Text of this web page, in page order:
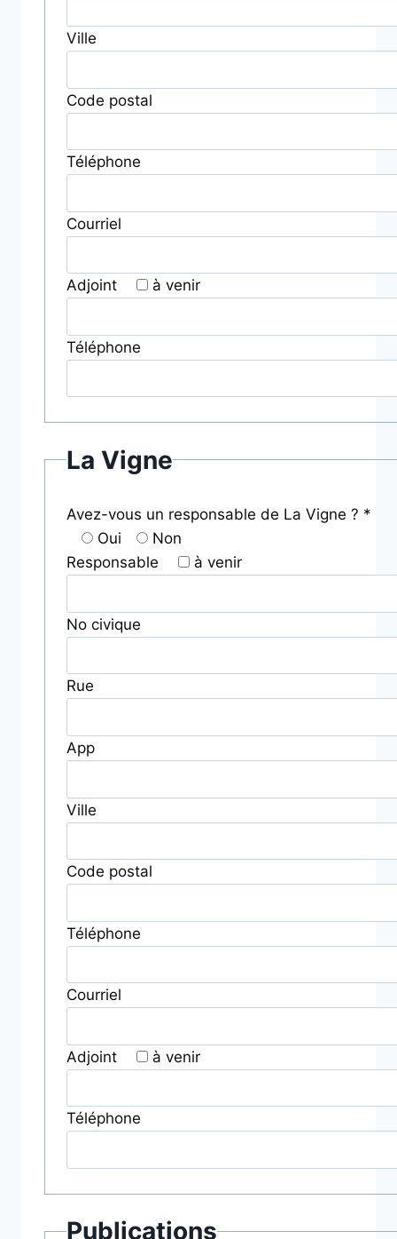
Ville
Code postal
Téléphone
Courriel
Adjoint à venir
Téléphone
La Vigne
Avez-vous un responsable de La Vigne ? *
Oui
Non
Responsable
à venir
No civique
Rue
App
Ville
Code postal
Téléphone
Courriel
Adjoint à venir
Téléphone
Publications